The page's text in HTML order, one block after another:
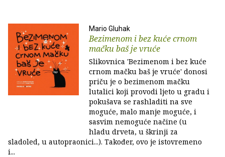
Mario Gluhak
Bezimenom i bez kuće crnom
mačku baš je vruće
Slikovnica 'Bezimenom i bez kuće
crnom mačku baš je vruće' donosi
priču je o bezimenom mačku
lutalici koji provodi ljeto u gradu i
pokušava se rashladiti na sve
moguće, malo manje moguće, i
sasvim nemoguće načine (u
hladu drveta, u škrinji za
sladoled, u autopraonici...). Također, ovo je istovremeno
i...